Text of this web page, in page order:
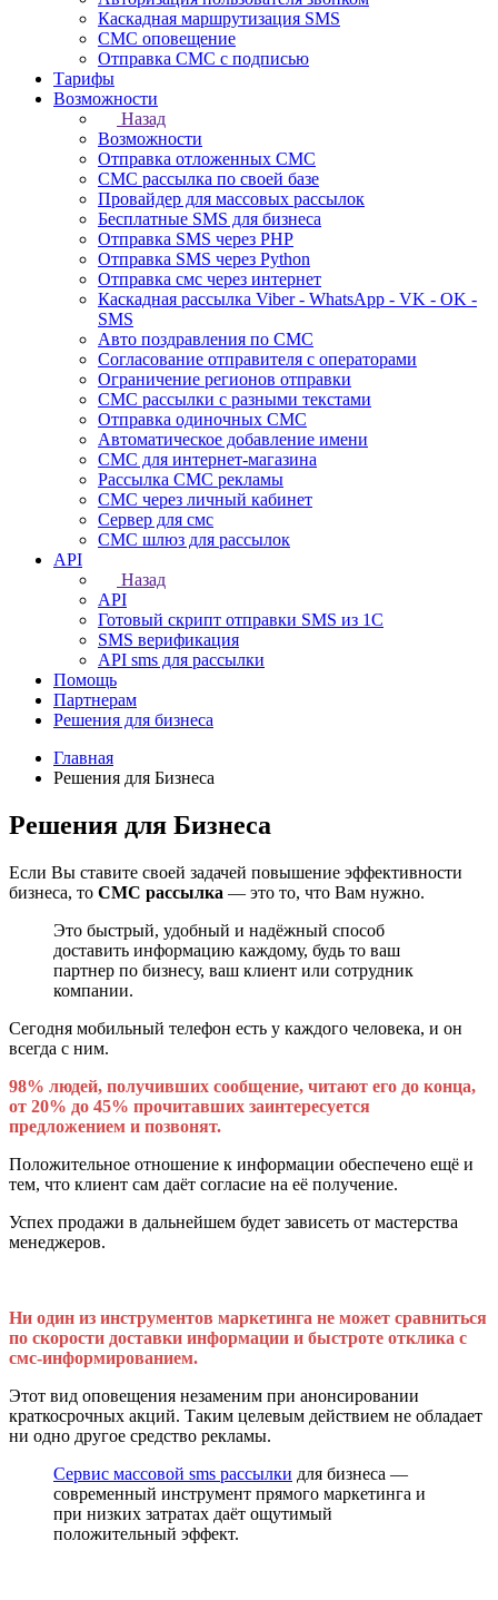
Каскадная маршрутизация SMS
СМС оповещение
Отправка СМС с подписью
Тарифы
Возможности
Назад
Возможности
Отправка отложенных СМС
СМС рассылка по своей базе
Провайдер для массовых рассылок
Бесплатные SMS для бизнеса
Отправка SMS через PHP
Отправка SMS через Python
Отправка смс через интернет
Каскадная рассылка Viber - WhatsApp - VK - OK -
SMS
Авто поздравления по СМС
Согласование отправителя с операторами
Ограничение регионов отправки
СМС рассылки с разными текстами
Отправка одиночных СМС
Автоматическое добавление имени
СМС для интернет-магазина
Рассылка СМС рекламы
СМС через личный кабинет
Сервер для смс
СМС шлюз для рассылок
API
Назад
API
Готовый скрипт отправки SMS из 1C
SMS верификация
API sms для рассылки
Помощь
Партнерам
Решения для бизнеса
Главная
Решения для Бизнеса
Решения для Бизнеса
Если Вы ставите своей задачей повышение эффективности
бизнеса, то СМС рассылка — это то, что Вам нужно.
Это быстрый, удобный и надёжный способ
доставить информацию каждому, будь то ваш
партнер по бизнесу, ваш клиент или сотрудник
компании.
Сегодня мобильный телефон есть у каждого человека, и он
всегда с ним.
98% людей, получивших сообщение, читают его до конца,
от 20% до 45% прочитавших заинтересуется
предложением и позвонят.
Положительное отношение к информации обеспечено ещё и
тем, что клиент сам даёт согласие на её получение.
Успех продажи в дальнейшем будет зависеть от мастерства
менеджеров.
Ни один из инструментов маркетинга не может сравниться
по скорости доставки информации и быстроте отклика с
смс-информированием.
Этот вид оповещения незаменим при анонсировании
краткосрочных акций. Таким целевым действием не обладает
ни одно другое средство рекламы.
Сервис массовой sms рассылки для бизнеса —
современный инструмент прямого маркетинга и
при низких затратах даёт ощутимый
положительный эффект.